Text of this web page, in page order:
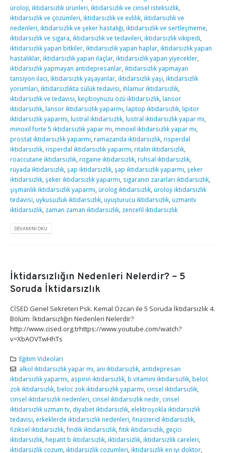
üroloji, iktidarsızlık ürünleri, iktidarsızlık ve cinsel isteksizlik,
iktidarsızlık ve çözümleri, iktidarsızlık ve evlilik, iktidarsızlık ve
nedenleri, iktidarsızlık ve şeker hastalığı, iktidarsızlık ve sertleşmeme,
iktidarsızlık ve sigara, iktidarsızlık ve tedavileri, iktidarsızlık vikipedi,
iktidarsızlık yapan bitkiler, iktidarsızlık yapan haplar, iktidarsızlık yapan
hastalıklar, iktidarsızlık yapan ilaçlar, iktidarsızlık yapan yiyecekler,
iktidarsızlık yapmayan antidepresanlar, iktidarsızlık yapmayan
tansiyon ilacı, iktidarsızlık yaşayanlar, iktidarsızlık yaşı, iktidarsızlık
yorumları, iktidarsızlıkta sülük tedavisi, ıhlamur iktidarsızlık,
ıktıdarsızlık ve tedavısı, keçiboynuzu özü iktidarsızlık, lansor
iktidarsızlık, lansor iktidarsızlık yaparmı, laptop iktidarsızlık, lipitor
iktidarsızlık yaparmı, lustral iktidarsızlık, lustral iktidarsızlık yapar mı,
minoxil forte 5 iktidarsızlık yapar mı, minoxil iktidarsızlık yapar mı,
prostat iktidarsızlık yaparmı, ramazanda iktidarsızlık, risperdal
iktidarsızlık, risperdal iktidarsızlık yaparmı, ritalin iktidarsızlık,
roaccutane iktidarsızlık, rogaine iktidarsızlık, ruhsal iktidarsızlık,
rüyada iktidarsızlık, şap iktidarsızlık, şap iktidarsızlık yaparmı, şeker
iktidarsızlık, şeker iktidarsızlık yaparmı, sigaranın zararları iktidarsızlık,
şişmanlık iktidarsızlık yaparmı, ürolog iktidarsızlık, üroloji iktidarsızlık
tedavisi, uykusuzluk iktidarsızlık, uyuşturucu iktidarsızlık, uzmantv
iktidarsızlık, zaman zaman iktidarsizlik, zencefil iktidarsızlık
DEVAMINI OKU
İktidarsızlığın Nedenleri Nelerdir? – 5
Soruda İktidarsızlık
CİSED Genel Sekreteri Psk. Kemal Özcan ile 5 Soruda İktidarsızlık 4.
Bölüm: İktidarsızlığın Nedenleri Nelerdir?
http://www.cised.org.trhttps://www.youtube.com/watch?
v=XbAOVTwHhTs
Eğitim Videoları
alkol iktidarsızlık yapar mı ani iktidarsızlık, antidepresan
iktidarsızlık yaparmı aspirin iktidarsızlık b vitamini iktidarsızlık beloc
zok iktidarsızlık beloc zok iktidarsızlık yaparmı cinsel iktidarsızlık
cinsel iktidarsızlık nedenleri cinsel iktidarsızlık nedir cinsel
iktidarsızlık uzman tv diyabet iktidarsızlık elektroşokla iktidarsızlık
tedavisi erkeklerde iktidarsızlık nedenleri finasterid iktidarsızlık
fiziksel iktidarsızlık fındık iktidarsızlık fıtık iktidarsızlık geçici
iktidarsızlık hepatit b iktidarsızlık iktidarsizlik iktidarsizlik careleri
iktidarsizlik cozum iktidarsizlik cozumleri iktidarsizlik en iyi doktor